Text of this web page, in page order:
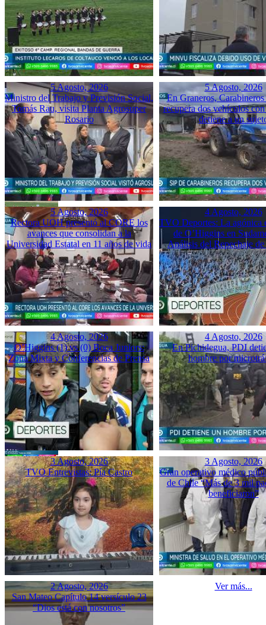
5 Agosto, 2026
Ministro del Trabajo y Previsión Social,
Tomás Rau, visita Planta Agrosuper
Rosario
5 Agosto, 2026
En Graneros,
recupera dos vehículos
detiene a un
5 Agosto, 2026
Rectora UOH presentó al CORE los
avances que consolidan a la
Universidad Estatal en 11 años de vida
4 Agosto, 2026
TVO Deportes: La agónica
de O’Higgins en
Análisis del Repechaje de
4 Agosto, 2026
O’Higgins (1) vs (0) Boca Juniors:
Zona Mixta y Conferencias de Prensa
4 Agosto, 2026
En Pichidegua, PDI
hombre por
3 Agosto, 2026
TVO Entrevistas: Pía Castro
3 Agosto, 2026
Gran operativo médico
de Chile “Más de 3 mil
beneficiaron”
2 Agosto, 2026
San Mateo Capítulo 14 versículo 23
“Dios está con nosotros”
Ver más...